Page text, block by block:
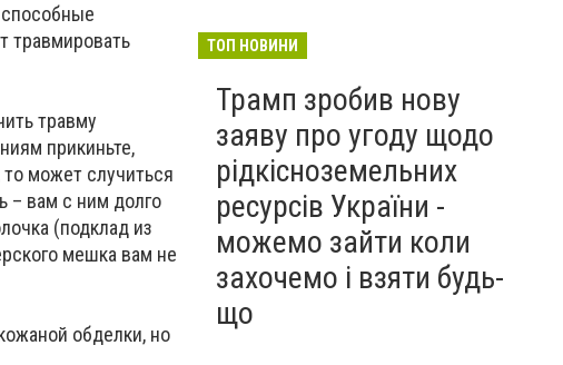
травмировать
травму
прикиньте,
может случиться
– вам с ним долго
(подклад из
мешка вам не
обделки, но
призов”: ДБР проводить
ТЦК по всій Україні
31 липня
ТОП НОВИНИ
Трамп зробив нову
заяву про угоду щодо
рідкісноземельних
ресурсів України -
можемо зайти коли
захочемо і взяти будь-
що